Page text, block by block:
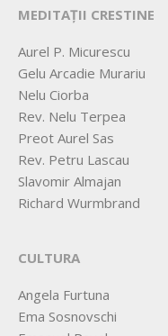
MEDITAȚII CRESTINE
Aurel P. Micurescu
Gelu Arcadie Murariu
Nelu Ciorba
Rev. Nelu Terpea
Preot Aurel Sas
Rev. Petru Lascau
Slavomir Almajan
Richard Wurmbrand
CULTURA
Angela Furtuna
Ema Sosnovschi